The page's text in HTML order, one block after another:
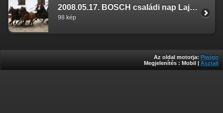
2008.05.17. BOSCH családi nap Lajosmizse
98 kép
Az oldal motorja: Piwigo
Megjelenítés : Mobil | Asztali